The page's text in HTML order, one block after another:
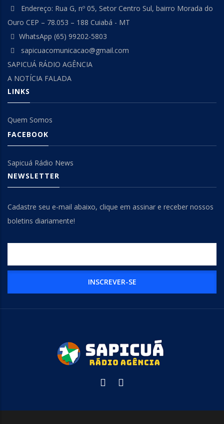
Endereço: Rua G, nº 05, Setor Centro Sul, bairro Morada do
Ouro CEP – 78.053 – 188 Cuiabá - MT
WhatsApp (65) 99202-5803
sapicuacomunicacao@gmail.com
SAPICUÁ RÁDIO AGÊNCIA
A NOTÍCIA FALADA
LINKS
Quem Somos
FACEBOOK
Sapicuá Rádio News
NEWSLETTER
Cadastre seu e-mail abaixo, clique em assinar e receber nossos
boletins diariamente!